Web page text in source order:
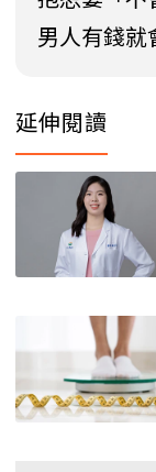
男人有錢就
延伸閱讀